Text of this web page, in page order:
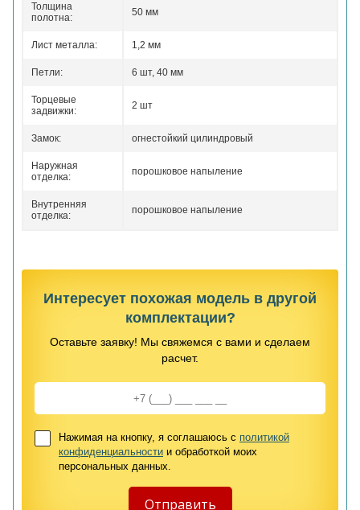
Толщина
полотна:
50 мм
Лист металла: 1,2 мм
Петли: 6 шт, 40 мм
Торцевые
задвижки:
2 шт
Замок: огнестойкий цилиндровый
Наружная
отделка:
порошковое напыление
Внутренняя
отделка:
порошковое напыление
Интересует похожая модель в другой
комплектации?
Оставьте заявку! Мы свяжемся с вами и сделаем
расчет.
Нажимая на кнопку, я соглашаюсь с политикой
конфиденциальности и обработкой моих
персональных данных.